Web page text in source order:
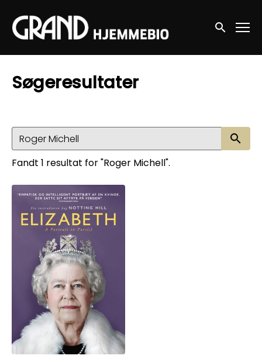
Accessibility Links
Søg nu
Søgeresultater
Fandt 1 resultat for "Roger Michell".